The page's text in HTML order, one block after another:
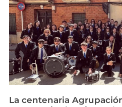
La centenaria